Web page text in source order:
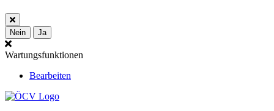
Nein Ja
Wartungsfunktionen
Bearbeiten